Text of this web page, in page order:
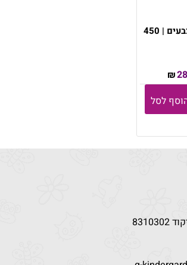
חרוזי פלסטיק מעורב צבעים | 450
₪28
לסל